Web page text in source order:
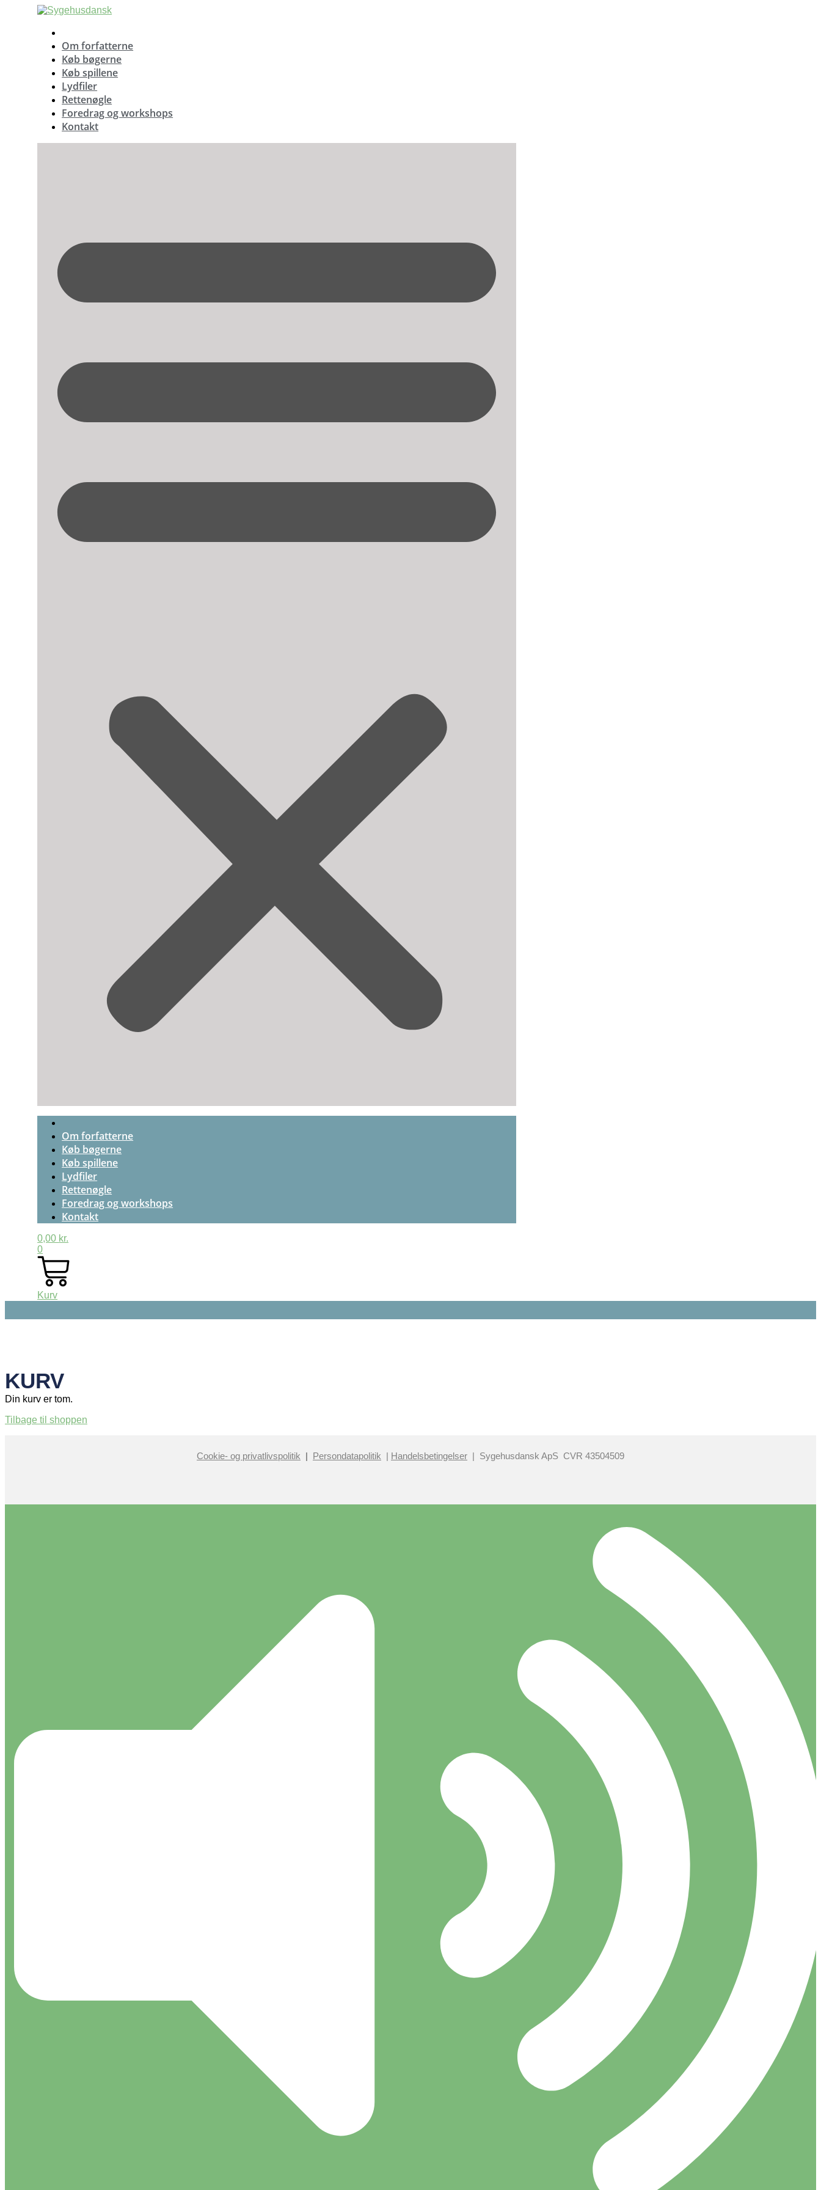
Om forfatterne
Køb bøgerne
Køb spillene
Lydfiler
Rettenøgle
Foredrag og workshops
Kontakt
Om forfatterne
Køb bøgerne
Køb spillene
Lydfiler
Rettenøgle
Foredrag og workshops
Kontakt
0,00 kr.
0
Kurv
KURV
Din kurv er tom.
Tilbage til shoppen
Cookie- og privatlivspolitik | Persondatapolitik | Handelsbetingelser | Sygehusdansk ApS CVR 43504509